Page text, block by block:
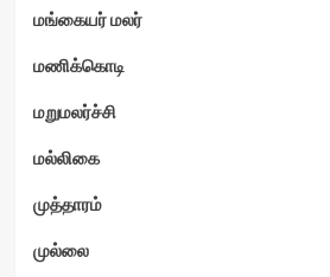
மங்கையர் மலர்
மணிக்கொடி
மறுமலர்ச்சி
மல்லிகை
முத்தாரம்
முல்லை